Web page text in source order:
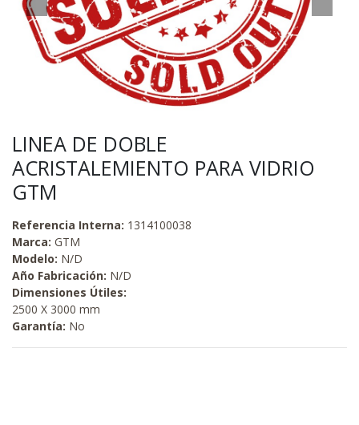
LINEA DE DOBLE
ACRISTALEMIENTO PARA VIDRIO
GTM
Referencia Interna: 1314100038
Marca: GTM
Modelo: N/D
Año Fabricación: N/D
Dimensiones Útiles:
2500 X 3000 mm
Garantía: No